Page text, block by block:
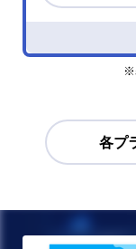
スマー
※
各プ